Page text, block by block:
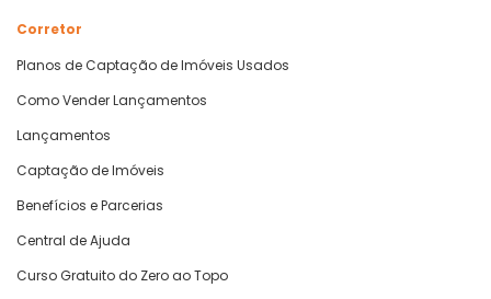
Corretor
Planos de Captação de Imóveis Usados
Como Vender Lançamentos
Lançamentos
Captação de Imóveis
Benefícios e Parcerias
Central de Ajuda
Curso Gratuito do Zero ao Topo